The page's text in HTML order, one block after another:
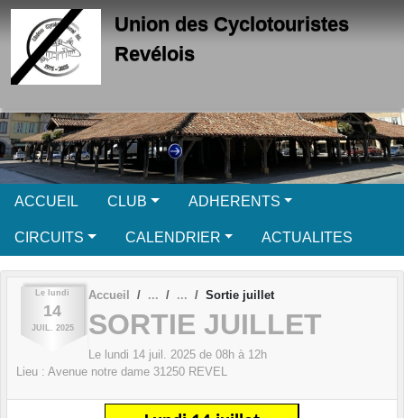
Union des Cyclotouristes
Revélois
ACCUEIL CLUB ADHERENTS
CIRCUITS CALENDRIER ACTUALITES
Le lundi
14
JUIL. 2025
Accueil Sortie juillet
SORTIE JUILLET
Le lundi 14 juil. 2025 de 08h à 12h
Lieu : Avenue notre dame 31250 REVEL
Panneau de gestion des cookies